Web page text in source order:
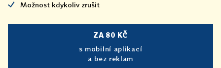
Možnost kdykoliv zrušit
ZA 80 KČ
s mobilní aplikací
a bez reklam